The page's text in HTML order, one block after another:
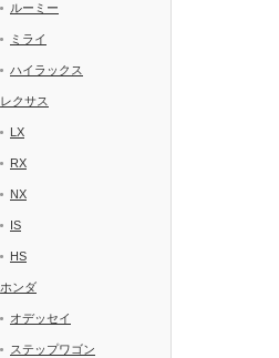
ルーミー
ミライ
ハイラックス
レクサス
LX
RX
NX
IS
HS
ホンダ
オデッセイ
ステップワゴン